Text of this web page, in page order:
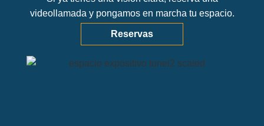
videollamada y pongamos en marcha tu espacio.
Reservas